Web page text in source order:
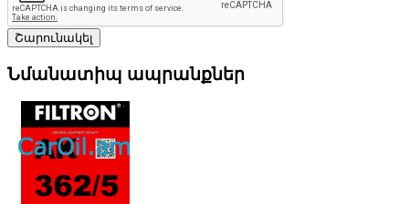
Շարունակել
Նմանատիպ ապրանքներ